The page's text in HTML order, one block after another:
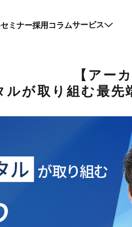
ミナー採用コラムサービス
【アー
ルが取り組む最先